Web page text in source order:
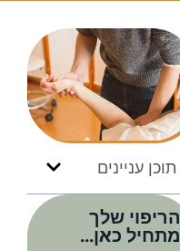
תוכן עניינים
הריפוי שלך
מתחיל כאן...